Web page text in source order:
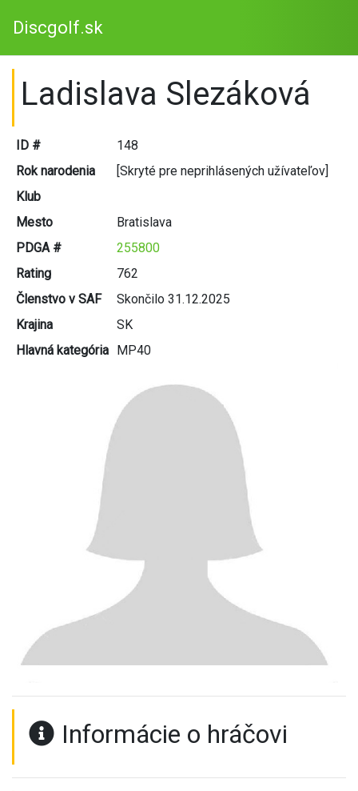
Discgolf.sk
Ladislava Slezáková
ID #
148
Rok narodenia
[Skryté pre neprihlásených užívateľov]
Klub
Mesto
Bratislava
PDGA #
255800
Rating
762
Členstvo v SAF
Skončilo 31.12.2025
Krajina
SK
Hlavná kategória MP40
Informácie o hráčovi